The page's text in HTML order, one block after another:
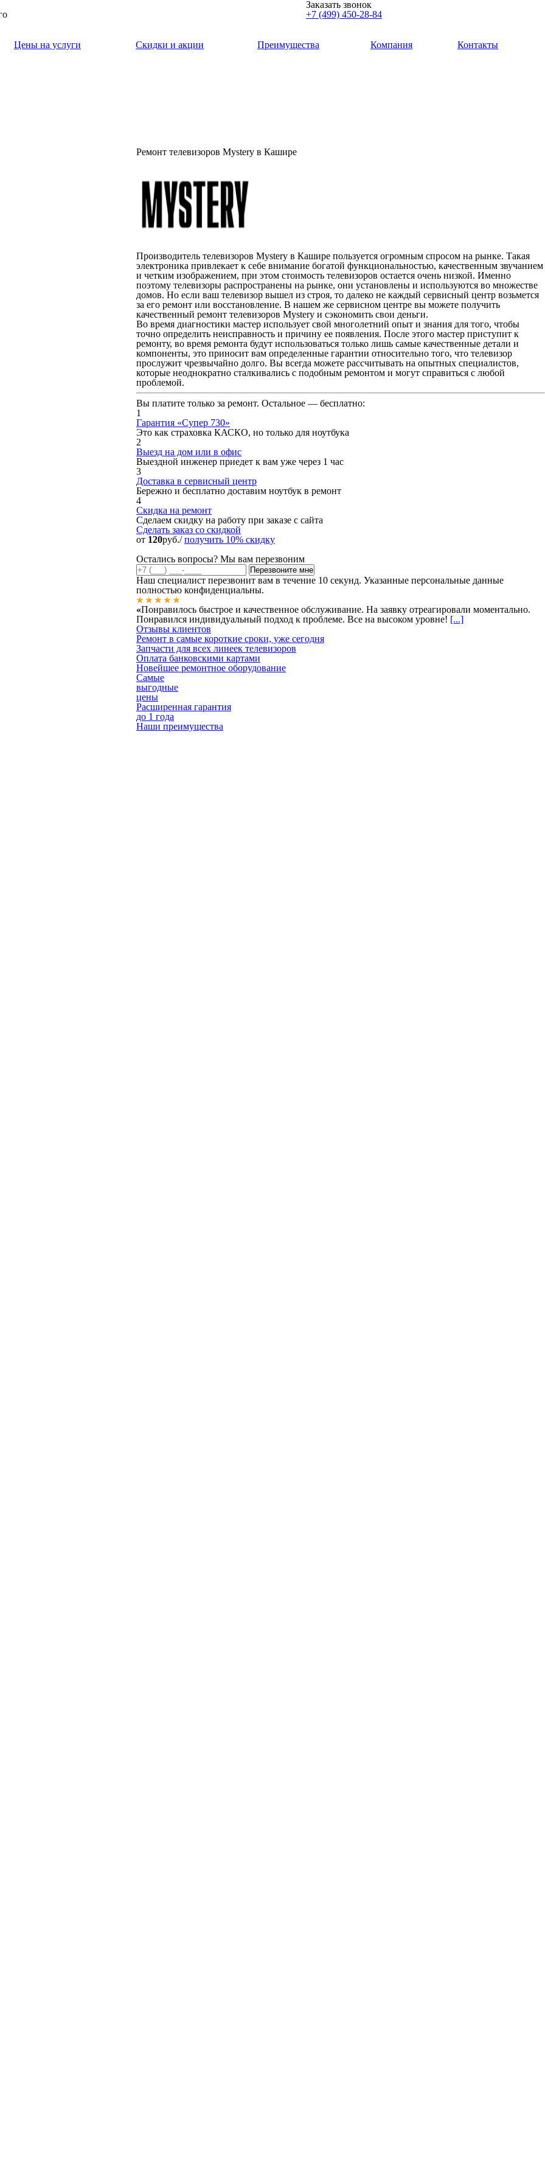
Заказать звонок
+7 (499) 450-28-84
Цены на услуги Скидки и акции Преимущества Компания Контакты
Ремонт телевизоров Mystery в Кашире
Производитель телевизоров Mystery в Кашире пользуется огромным спросом на рынке. Такая
электроника привлекает к себе внимание богатой функциональностью, качественным звучанием
и четким изображением, при этом стоимость телевизоров остается очень низкой. Именно
поэтому телевизоры распространены на рынке, они установлены и используются во множестве
домов. Но если ваш телевизор вышел из строя, то далеко не каждый сервисный центр возьмется
за его ремонт или восстановление. В нашем же сервисном центре вы можете получить
качественный ремонт телевизоров Mystery и сэкономить свои деньги.
Во время диагностики мастер использует свой многолетний опыт и знания для того, чтобы
точно определить неисправность и причину ее появления. После этого мастер приступит к
ремонту, во время ремонта будут использоваться только лишь самые качественные детали и
компоненты, это приносит вам определенные гарантии относительно того, что телевизор
прослужит чрезвычайно долго. Вы всегда можете рассчитывать на опытных специалистов,
которые неоднократно сталкивались с подобным ремонтом и могут справиться с любой
проблемой.
Вы платите только за ремонт. Остальное — бесплатно:
1
Гарантия «Супер 730»
Это как страховка КАСКО, но только для ноутбука
2
Выезд на дом или в офис
Выездной инженер приедет к вам уже через 1 час
3
Доставка в сервисный центр
Бережно и бесплатно доставим ноутбук в ремонт
4
Скидка на ремонт
Сделаем скидку на работу при заказе с сайта
Сделать заказ со скидкой
от 120руб./получить 10% скидку
Остались вопросы? Мы вам перезвоним
Наш специалист перезвонит вам в течение 10 секунд. Указанные персональные данные
полностью конфиденциальны.
«Понравилось быстрое и качественное обслуживание. На заявку отреагировали моментально.
Понравился индивидуальный подход к проблеме. Все на высоком уровне! [...]
Отзывы клиентов
Ремонт в самые короткие сроки, уже сегодня
Запчасти для всех линеек телевизоров
Оплата банковскими картами
Новейшее ремонтное оборудование
Самые
выгодные
цены
Расширенная гарантия
до 1 года
Наши преимущества